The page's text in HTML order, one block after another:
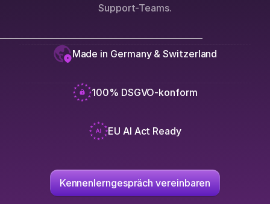
Support-Teams.
Made in Germany & Switzerland
100% DSGVO-konform
EU AI Act Ready
Kennenlerngespräch vereinbaren